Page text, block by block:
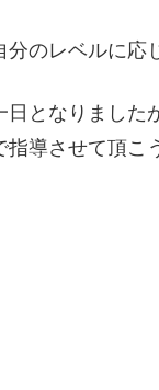
分のレベルに応
日となりました
指導させて頂こ